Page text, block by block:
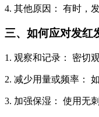
4. 其他原因： 有时，
三、如何应对发红
1. 观察和记录： 密切
2. 减少用量或频率：
3. 加强保湿： 使用无